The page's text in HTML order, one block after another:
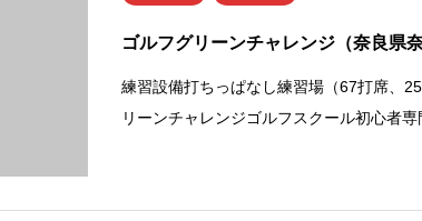
ゴルフグリーンチャレンジ（奈良県
練習設備打ちっぱなし練習場（67打席、
リーンチャレンジゴルフスクール初心者専